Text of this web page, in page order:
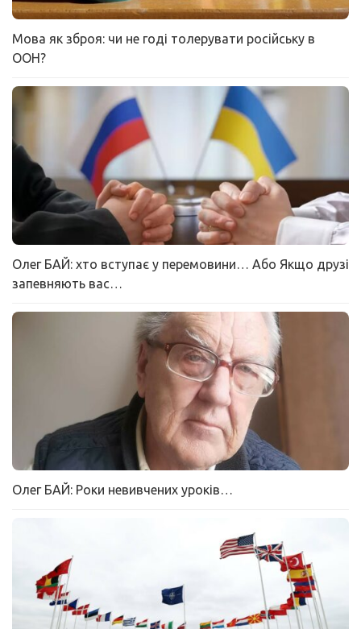
Мова як зброя: чи не годі толерувати російську в
ООН?
Олег БАЙ: хто вступає у перемовини… Або Якщо друзі
запевняють вас…
Олег БАЙ: Роки невивчених уроків…